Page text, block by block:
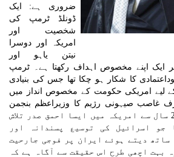
ضروری ہے: ایک
ڈونلڈ ٹرمپ کی
شخصیت اور
امریکہ اور دوسرا
نیتن یاہو اور
ایک اپنے مخصوص اہداف رکھتا ہے۔ ٹرمپ
کا شکار ہو چکا تھا جس کی بنیادی
لیے امریکی حکومت کے مخصوص انداز میں
غاصب صیہونی رژیم کا وزیراعظم بنجمن
نیتن یاہو گذشتہ تقریباً 20 سال سے امریکہ میں ایسا احمق صدر تلاش
جو اسرائیل کی توسیع پسندانہ اور
ساتھ دیتے ہوئے ایران پر فوجی جارحیت
بہت اچھی طرح اس حقیقت سے آگاہ ہے کہ